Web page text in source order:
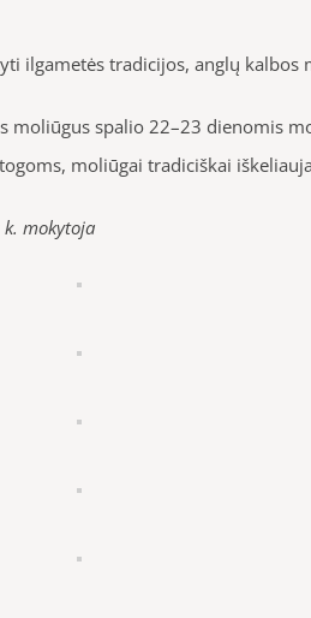
ilgametės tradicijos, anglų
moliūgus spalio 22–23 dienomis
moliūgai tradiciškai
mokytoja